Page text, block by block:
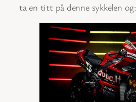
ta en titt på denne sykkelen og: